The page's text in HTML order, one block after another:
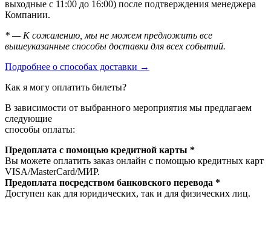
выходные с 11:00 до 16:00) после подтверждения менеджера
Компании.
* — К сожалению, мы не можем предложить все
вышеуказанные способы доставки для всех событий.
Подробнее о способах доставки →
Как я могу оплатить билеты?
В зависимости от выбранного мероприятия мы предлагаем
следующие
способы оплаты:
Предоплата с помощью кредитной карты *
Вы можете оплатить заказ онлайн с помощью кредитных карт
VISA/MasterСard/МИР.
Предоплата посредством банковского перевода *
Доступен как для юридических, так и для физических лиц.